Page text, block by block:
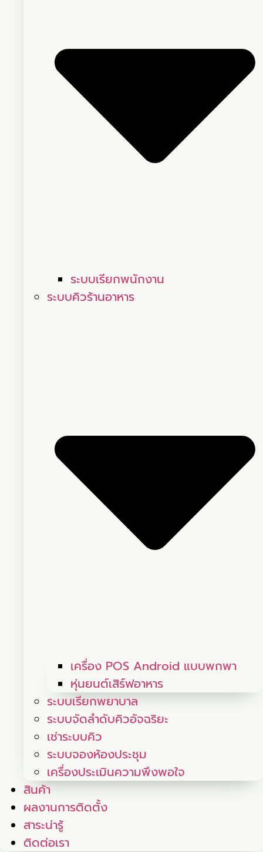
ระบบเรียกพนักงาน
ระบบคิวร้านอาหาร
เครื่อง POS Android แบบพกพา
หุ่นยนต์เสิร์ฟอาหาร
ระบบเรียกพยาบาล
ระบบจัดลำดับคิวอัจฉริยะ
เช่าระบบคิว
ระบบจองห้องประชุม
เครื่องประเมินความพึงพอใจ
สินค้า
ผลงานการติดตั้ง
สาระน่ารู้
ติดต่อเรา